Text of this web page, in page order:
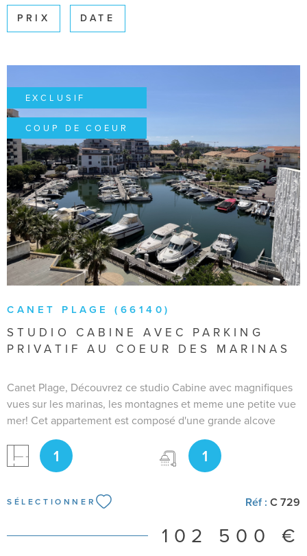
PRIX DATE
CANET PLAGE (66140)
STUDIO CABINE AVEC PARKING
PRIVATIF AU COEUR DES MARINAS
Canet Plage, Découvrez ce studio Cabine avec magnifiques
vues sur les marinas, les montagnes et meme une petite vue
mer! Cet appartement est composé d'une grande alcove
avec lit pont, un wc indépendant, une salle d'eau, un
salon/séjour avec coin cuisine équipée et aménagée. Une
terrasse et un parking privatif au pied de la résidence. vendu
bénévole.
1 1
SÉLECTIONNER Réf : C 729
102 500 €
EXCLUSIF
COUP DE COEUR
VOIR LE BIEN
Piscine
Parking
Terrasse
RECHERCHER